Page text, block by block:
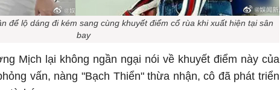
để lộ dáng đi kém sang cùng khuyết điểm cổ rùa khi xuất hiện tại sân
bay
Mịch lại không ngần ngại nói về khuyết điểm này của
vấn, nàng "Bạch Thiển" thừa nhận, cô đã phát triển